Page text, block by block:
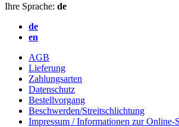
Ihre Sprache: de
de
en
AGB
Lieferung
Zahlungsarten
Datenschutz
Bestellvorgang
Beschwerden/Streitschlichtung
Impressum / Informationen zur Online-